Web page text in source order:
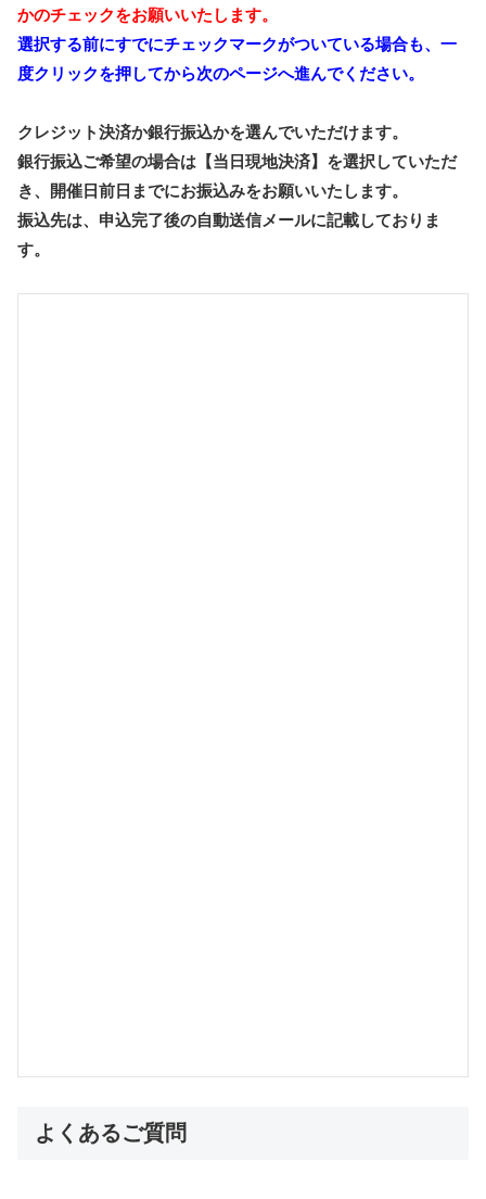
かのチェックをお願いいたします。
選択する前にすでにチェックマークがついている場合も、一
度クリックを押してから次のページへ進んでください。
クレジット決済か銀行振込かを選んでいただけます。
銀行振込ご希望の場合は【当日現地決済】を選択していただ
き、開催日前日までにお振込みをお願いいたします。
振込先は、申込完了後の自動送信メールに記載しておりま
す。
よくあるご質問